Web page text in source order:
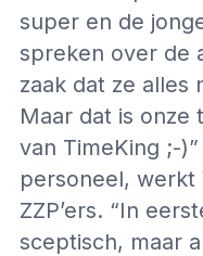
super en de
spreken over de
zaak dat ze alles
Maar dat is onze
van TimeKing ;-
personeel, werkt
ZZP’ers. “In
sceptisch, maar